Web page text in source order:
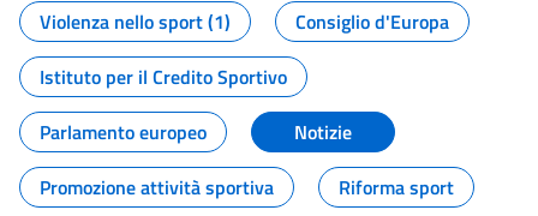
Violenza nello sport (1)
Consiglio d'Europa
Istituto per il Credito Sportivo
Parlamento europeo
Notizie
Promozione attività sportiva
Riforma sport